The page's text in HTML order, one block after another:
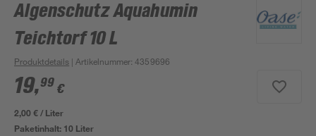
Algenschutz Aquahumin
Teichtorf 10 L
Produktdetails | Artikelnummer:4359696
19,99 €
2,00 € / Liter
Paketinhalt: 10 Liter